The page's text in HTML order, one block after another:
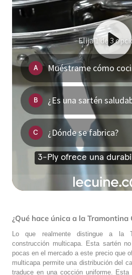
¿Qué hace única a la Tramontina
Lo que realmente distingue a la
construcción multicapa. Esta sartén
pocas en el mercado a este precio que
multicapa permite una distribución del
traduce en una cocción uniforme.